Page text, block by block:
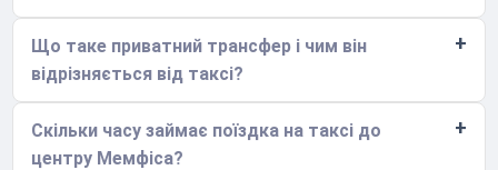
Що таке приватний трансфер і чим він
відрізняється від таксі?
Скільки часу займає поїздка на таксі до
центру Мемфіса?